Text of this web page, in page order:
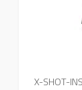
X-SHOT-